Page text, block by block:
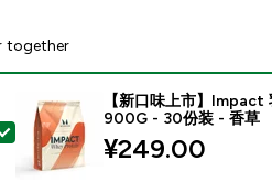
together
Select this product - 【新口味
【新口味上市】Impact
900G - 30份装 - 香草
¥249.00‎